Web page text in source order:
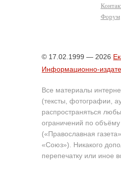
Форум
© 17.02.1999 — 2026
Информационно-
Все материалы
(тексты, фотографии,
распространяться
ограничений по
(«Православная
«Союз»). Никакого
перепечатку или иное